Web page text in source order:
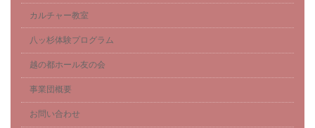
カルチャー教室
八ッ杉体験プログラム
越の都ホール友の会
事業団概要
お問い合わせ